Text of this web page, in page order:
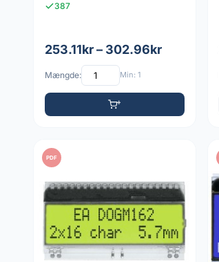
387
253.11kr – 302.96kr
Mængde: Min: 1
PDF